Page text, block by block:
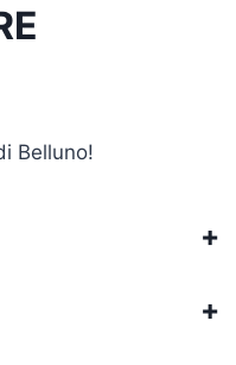
Belluno!
+
+